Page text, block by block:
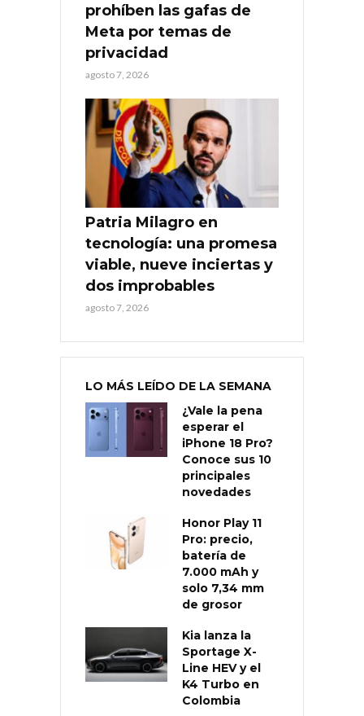
prohíben las gafas de
Meta por temas de
privacidad
agosto 7, 2026
Patria Milagro en
tecnología: una promesa
viable, nueve inciertas y
dos improbables
agosto 7, 2026
LO MÁS LEÍDO DE LA SEMANA
¿Vale la pena
esperar el
iPhone 18 Pro?
Conoce sus 10
principales
novedades
Honor Play 11
Pro: precio,
batería de
7.000 mAh y
solo 7,34 mm
de grosor
Kia lanza la
Sportage X-
Line HEV y el
K4 Turbo en
Colombia